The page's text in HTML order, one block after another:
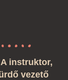
instruktor,
vezető